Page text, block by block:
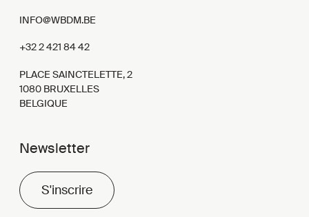
INFO@WBDM.BE
+32 2 421 84 42
PLACE SAINCTELETTE, 2
1080 BRUXELLES
BELGIQUE
Newsletter
S'inscrire